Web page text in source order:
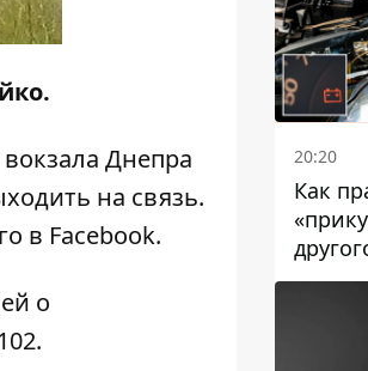
Днепра
на связь.
в Facebook.
о
20:20
Как